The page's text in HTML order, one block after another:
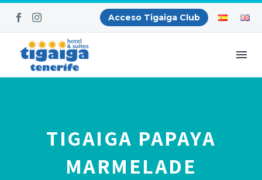
Acceso Tigaiga Club
TIGAIGA PAPAYA
MARMELADE